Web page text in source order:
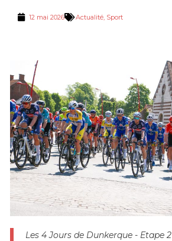
12 mai 2026 Actualité, Sport
Les 4 Jours de Dunkerque - Etape 2